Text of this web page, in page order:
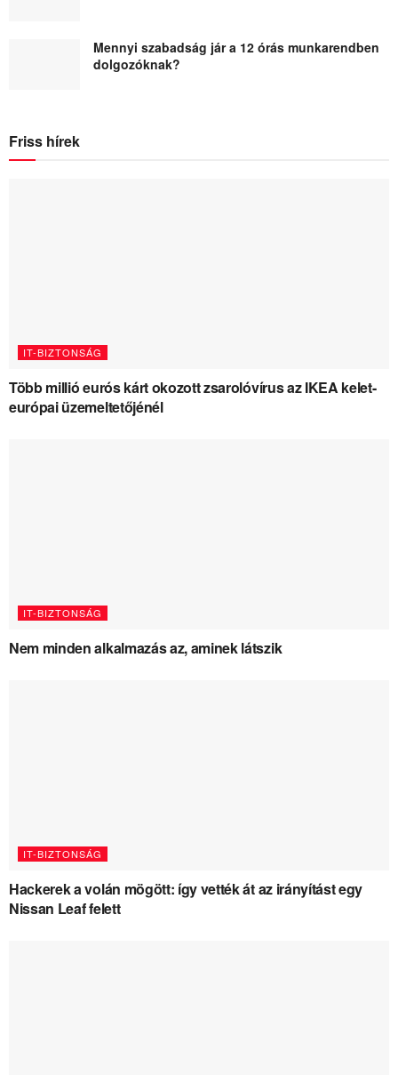
Mennyi szabadság jár a 12 órás munkarendben
dolgozóknak?
Friss hírek
IT-BIZTONSÁG
Több millió eurós kárt okozott zsarolóvírus az IKEA kelet-
európai üzemeltetőjénél
IT-BIZTONSÁG
Nem minden alkalmazás az, aminek látszik
IT-BIZTONSÁG
Hackerek a volán mögött: így vették át az irányítást egy
Nissan Leaf felett